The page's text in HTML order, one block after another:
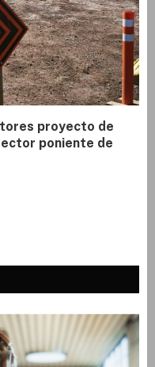
proyecto de
poniente de